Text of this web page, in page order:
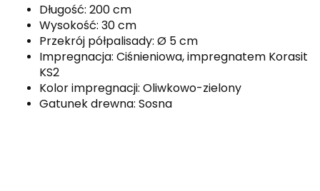
Długość: 200 cm
Wysokość: 30 cm
Przekrój półpalisady: Ø 5 cm
Impregnacja: Ciśnieniowa, impregnatem Korasit
KS2
Kolor impregnacji: Oliwkowo-zielony
Gatunek drewna: Sosna